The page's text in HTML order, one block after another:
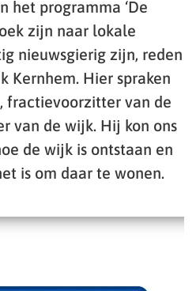
het programma ‘De
zijn naar lokale
nieuwsgierig zijn, reden
Kernhem. Hier spraken
fractievoorzitter van de
van de wijk. Hij kon ons
de wijk is ontstaan en
is om daar te wonen.